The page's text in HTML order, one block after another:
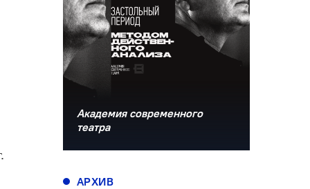
Академия современного
театра
АРХИВ